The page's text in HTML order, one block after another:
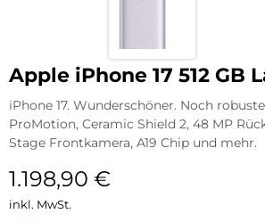
Apple iPhone 17 512 GB
iPhone 17. Wunderschöner. Noch
ProMotion, Ceramic Shield 2, 48 MP
Stage Frontkamera, A19 Chip und mehr.
1.198,90 €
inkl. MwSt.